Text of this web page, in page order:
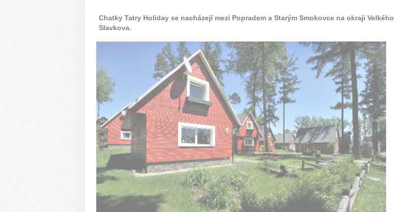
Chatky Tatry Holiday se nacházejí mezi Popradem a Starým Smokovce na okraji Velkého
Slavkova.